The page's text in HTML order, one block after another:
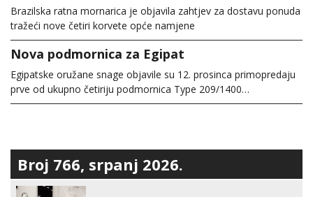
Brazilska ratna mornarica je objavila zahtjev za dostavu ponuda
tražeći nove četiri korvete opće namjene
Nova podmornica za Egipat
Egipatske oružane snage objavile su 12. prosinca primopredaju
prve od ukupno četiriju podmornica Type 209/1400…
Broj 766, srpanj 2026.